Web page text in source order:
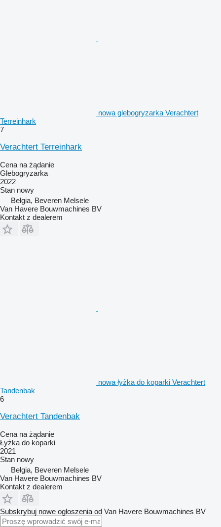
nowa glebogryzarka Verachtert
Terreinhark
7
Verachtert Terreinhark
Cena na żądanie
Glebogryzarka
2022
Stan nowy
Belgia, Beveren Melsele
Van Havere Bouwmachines BV
Kontakt z dealerem
nowa łyżka do koparki Verachtert
Tandenbak
6
Verachtert Tandenbak
Cena na żądanie
Łyżka do koparki
2021
Stan nowy
Belgia, Beveren Melsele
Van Havere Bouwmachines BV
Kontakt z dealerem
Subskrybuj nowe ogłoszenia od Van Havere Bouwmachines BV